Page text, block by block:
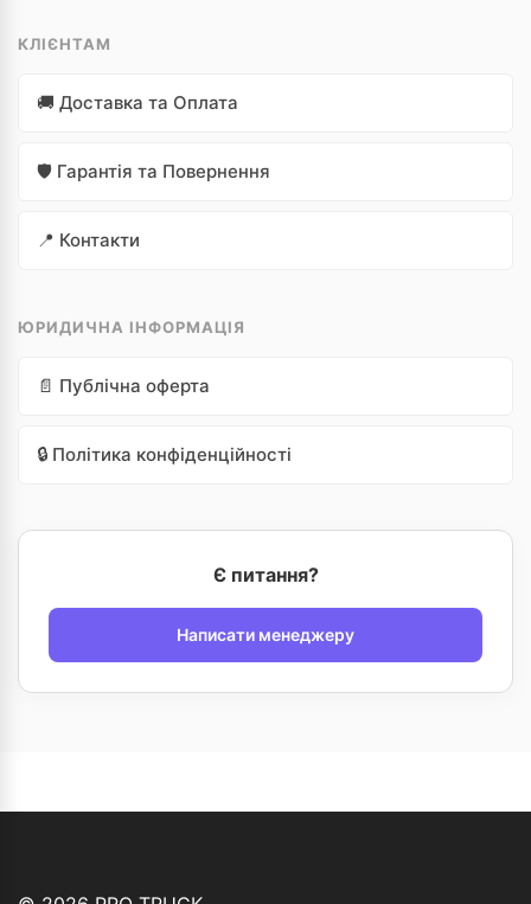
КЛІЄНТАМ
🚚 Доставка та Оплата
🛡️ Гарантія та Повернення
📍 Контакти
ЮРИДИЧНА ІНФОРМАЦІЯ
📄 Публічна оферта
🔒 Політика конфіденційності
Є питання?
Написати менеджеру